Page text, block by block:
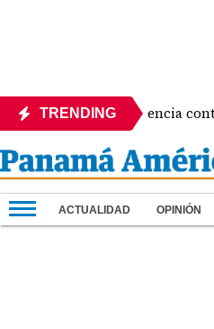
TRENDING
crisis de violencia contra
ACTUALIDAD OPINIÓN